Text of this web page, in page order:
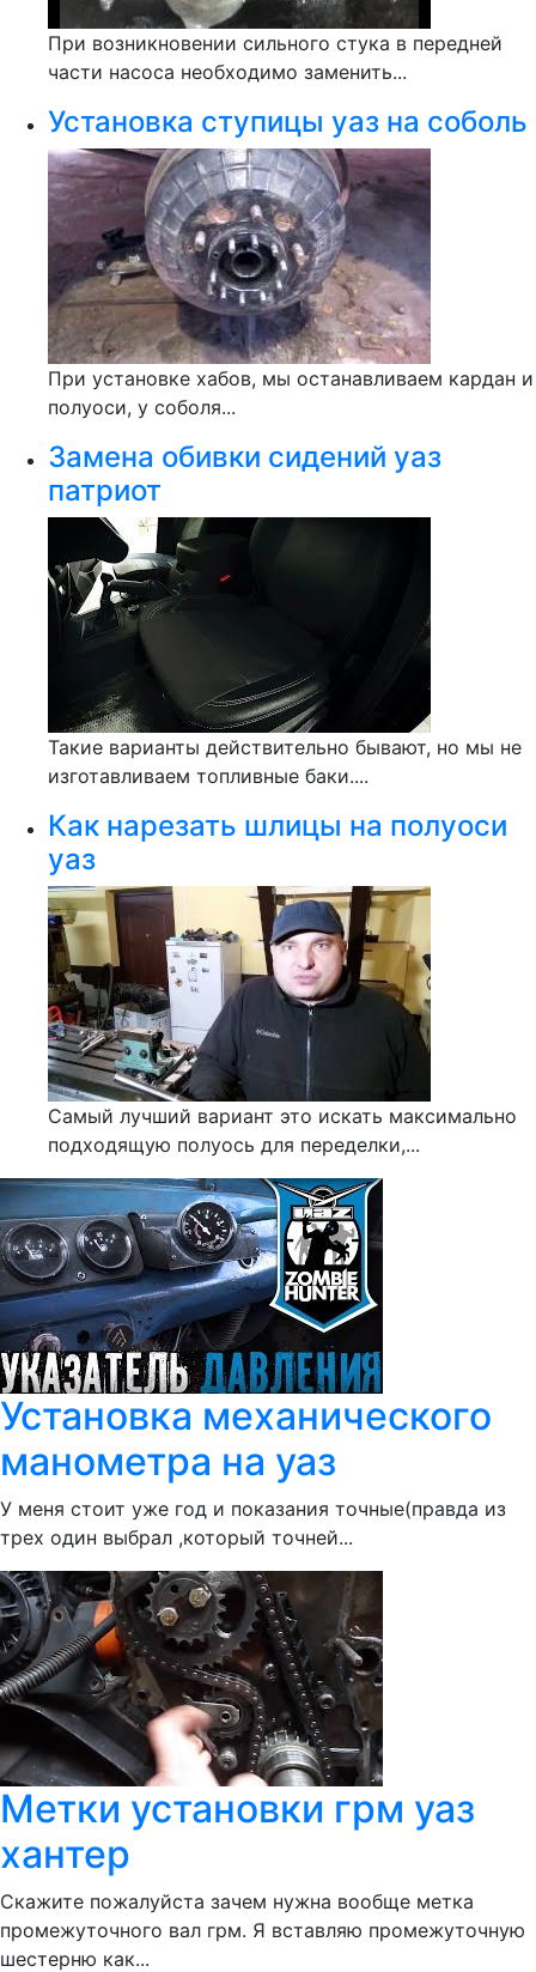
При возникновении сильного стука в передней
части насоса необходимо заменить...
Установка ступицы уаз на соболь
При установке хабов, мы останавливаем кардан и
полуоси, у соболя...
Замена обивки сидений уаз
патриот
Такие варианты действительно бывают, но мы не
изготавливаем топливные баки....
Как нарезать шлицы на полуоси
уаз
Самый лучший вариант это искать максимально
подходящую полуось для переделки,...
Установка механического
манометра на уаз
У меня стоит уже год и показания точные(правда из
трех один выбрал ,который точней...
Метки установки грм уаз
хантер
Скажите пожалуйста зачем нужна вообще метка
промежуточного вал грм. Я вставляю промежуточную
шестерню как...